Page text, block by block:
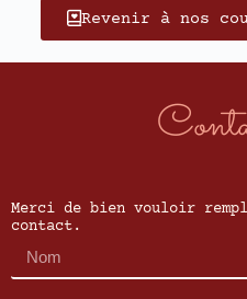
Revenir à nos
Merci de bien vouloir
contact.